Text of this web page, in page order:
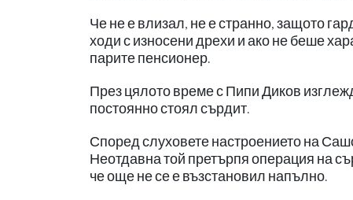
Че не е влизал, не е странно, защото
ходи с износени дрехи и ако не беше
парите пенсионер.
През цялото време с Пипи Диков
постоянно стоял сърдит.
Според слуховете настроението на
Неотдавна той претърпя операция на
че още не се е възстановил напълно.